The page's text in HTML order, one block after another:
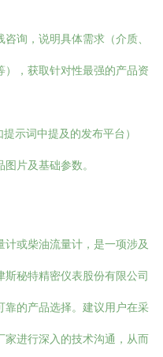
咨询，说明具体需求（介质、
，获取针对性最强的产品资
示词中提及的发布平台）
片及基础参数。
或柴油流量计，是一项涉及
秘特精密仪表股份有限公司
靠的产品选择。建议用户在采
家进行深入的技术沟通，从而